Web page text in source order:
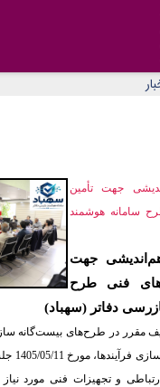
جهت تأمین
سامانه هوشمند
جهت
فنی طرح
دفاتر (سهباد)
مقرر در طرح‌های بیست‌گانه
با هدف
و تجهیزات فنی مورد نیاز